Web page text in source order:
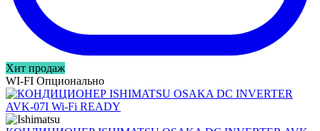
Хит продаж
WI-FI Опционально